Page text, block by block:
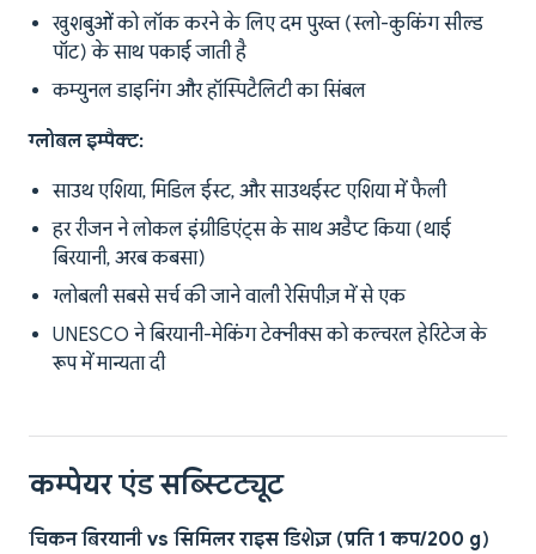
खुशबुओं को लॉक करने के लिए दम पुख्त (स्लो-कुकिंग सील्ड
पॉट) के साथ पकाई जाती है
कम्युनल डाइनिंग और हॉस्पिटैलिटी का सिंबल
ग्लोबल इम्पैक्ट:
साउथ एशिया, मिडिल ईस्ट, और साउथईस्ट एशिया में फैली
हर रीजन ने लोकल इंग्रीडिएंट्स के साथ अडैप्ट किया (थाई
बिरयानी, अरब कबसा)
ग्लोबली सबसे सर्च की जाने वाली रेसिपीज़ में से एक
UNESCO ने बिरयानी-मेकिंग टेक्नीक्स को कल्चरल हेरिटेज के
रूप में मान्यता दी
कम्पेयर एंड सब्स्टिट्यूट
चिकन बिरयानी vs सिमिलर राइस डिशेज़ (प्रति 1 कप/200 g)